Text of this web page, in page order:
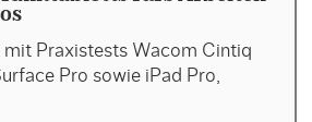
Praxistests Wacom Cintiq
Pro sowie iPad Pro,